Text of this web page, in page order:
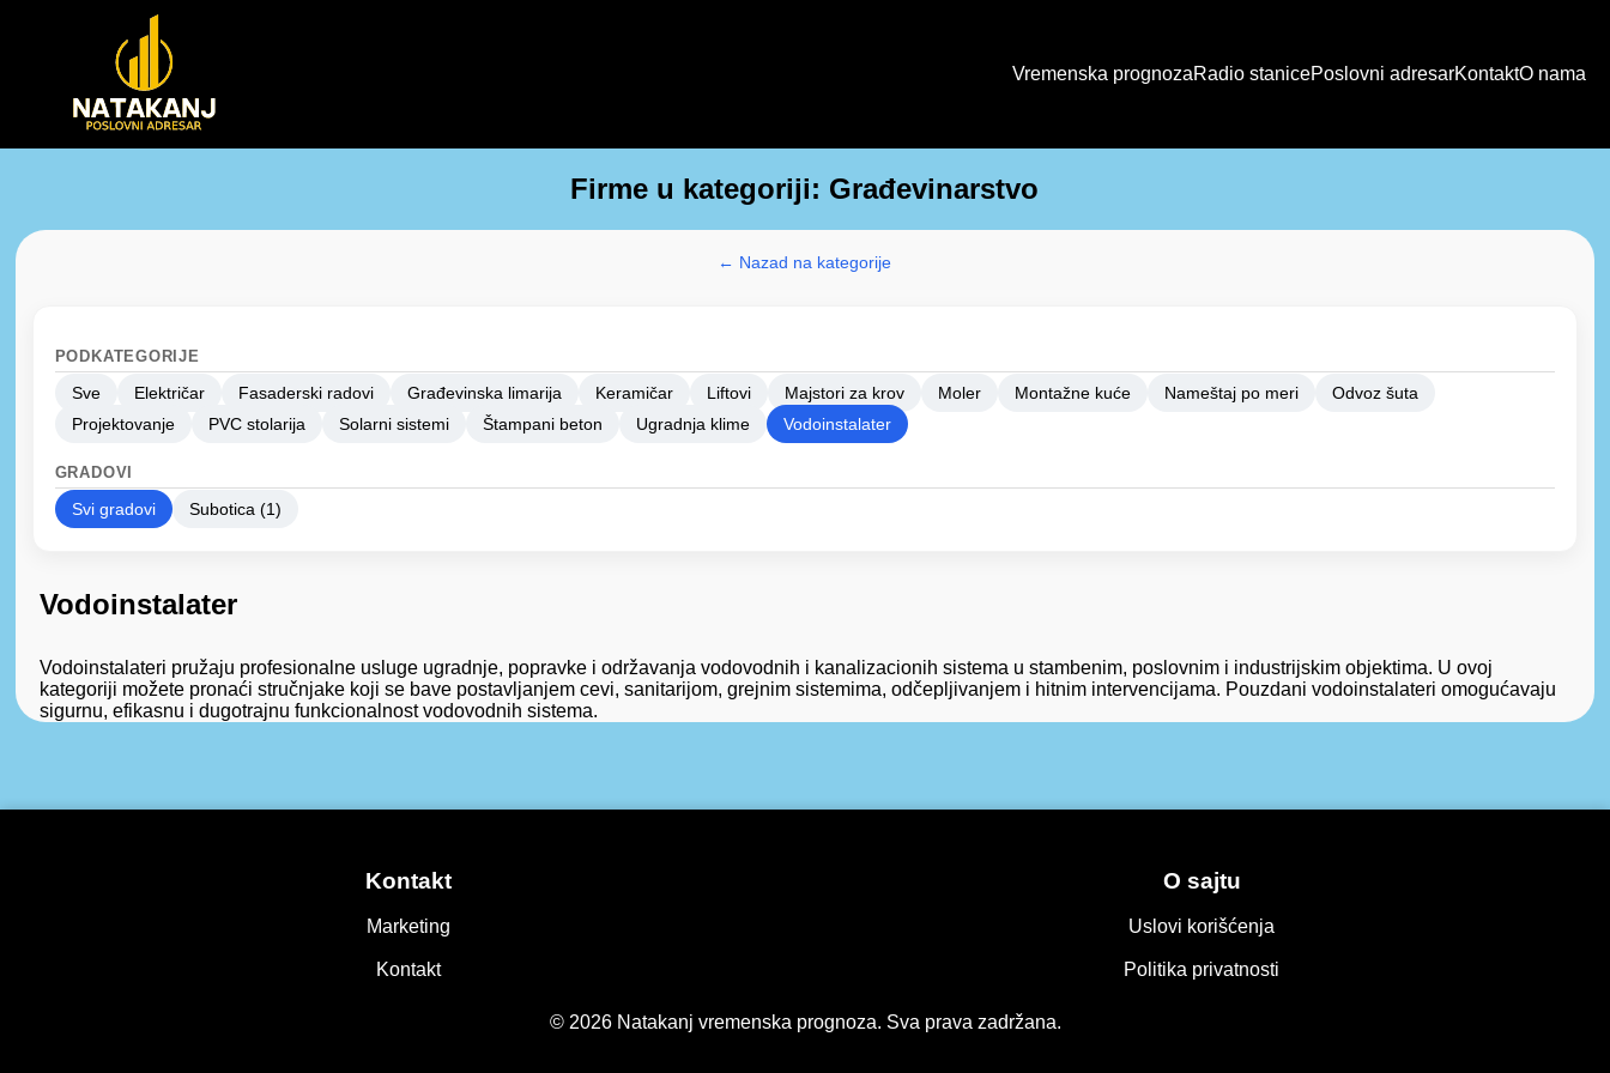
Vremenska prognozaRadio stanicePoslovni adresarKontaktO nama
Firme u kategoriji: Građevinarstvo
← Nazad na kategorije
PODKATEGORIJE
Sve Električar Fasaderski radovi Građevinska limarija Keramičar Liftovi Majstori za krov Moler Montažne kuće Nameštaj po meri
Odvoz šuta
Projektovanje
PVC stolarija Solarni sistemi Štampani beton Ugradnja klime Vodoinstalater
GRADOVI
Svi gradovi Subotica (1)
Vodoinstalater
Vodoinstalateri pružaju profesionalne usluge ugradnje, popravke i održavanja vodovodnih i kanalizacionih sistema u stambenim, poslovnim i industrijskim objektima. U ovoj
kategoriji možete pronaći stručnjake koji se bave postavljanjem cevi, sanitarijom, grejnim sistemima, odčepljivanjem i hitnim intervencijama. Pouzdani vodoinstalateri omogućavaju
sigurnu, efikasnu i dugotrajnu funkcionalnost vodovodnih sistema.
Kontakt
Marketing
Kontakt
O sajtu
Uslovi korišćenja
Politika privatnosti
© 2026 Natakanj vremenska prognoza. Sva prava zadržana.